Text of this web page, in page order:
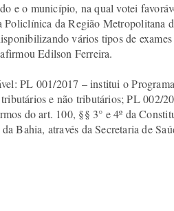
e o município, na qual votei
da Região Metropolitana
vários tipos de
Edilson Ferreira.
PL 001/2017 – institui o
e não tributários; PL 002/
do art. 100, §§ 3° e 4º da
Bahia, através da Secretaria de